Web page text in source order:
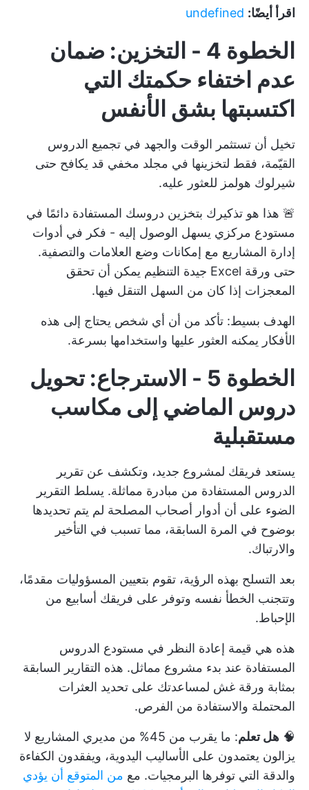
اقرأ أيضًا: undefined
الخطوة 4 - التخزين: ضمان
عدم اختفاء حكمتك التي
اكتسبتها بشق الأنفس
تخيل أن تستثمر الوقت والجهد في تجميع الدروس
القيّمة، فقط لتخزينها في مجلد مخفي قد يكافح حتى
شيرلوك هولمز للعثور عليه.
🚨 هذا هو تذكيرك بتخزين دروسك المستفادة دائمًا في
مستودع مركزي يسهل الوصول إليه - فكر في أدوات
إدارة المشاريع مع إمكانات وضع العلامات والتصفية.
حتى ورقة Excel جيدة التنظيم يمكن أن تحقق
المعجزات إذا كان من السهل التنقل فيها.
الهدف بسيط: تأكد من أن أي شخص يحتاج إلى هذه
الأفكار يمكنه العثور عليها واستخدامها بسرعة.
الخطوة 5 - الاسترجاع: تحويل
دروس الماضي إلى مكاسب
مستقبلية
يستعد فريقك لمشروع جديد، وتكشف عن تقرير
الدروس المستفادة من مبادرة مماثلة. يسلط التقرير
الضوء على أن أدوار أصحاب المصلحة لم يتم تحديدها
بوضوح في المرة السابقة، مما تسبب في التأخير
والارتباك.
بعد التسلح بهذه الرؤية، تقوم بتعيين المسؤوليات مقدمًا،
وتتجنب الخطأ نفسه وتوفر على فريقك أسابيع من
الإحباط.
هذه هي قيمة إعادة النظر في مستودع الدروس
المستفادة عند بدء مشروع مماثل. هذه التقارير السابقة
بمثابة ورقة غش لمساعدتك على تحديد العثرات
المحتملة والاستفادة من الفرص.
🧠 هل تعلم
: ما يقرب من 45% من مديري المشاريع لا
يزالون يعتمدون على الأساليب اليدوية، ويفقدون الكفاءة
والدقة التي توفرها البرمجيات. مع من المتوقع أن يؤدي